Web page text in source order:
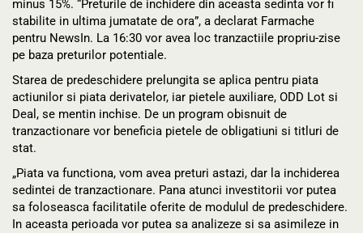
minus 15%. “Preturile de inchidere din aceasta sedinta vor fi
stabilite in ultima jumatate de ora”, a declarat Farmache
pentru NewsIn. La 16:30 vor avea loc tranzactiile propriu-zise
pe baza preturilor potentiale.
Starea de predeschidere prelungita se aplica pentru piata
actiunilor si piata derivatelor, iar pietele auxiliare, ODD Lot si
Deal, se mentin inchise. De un program obisnuit de
tranzactionare vor beneficia pietele de obligatiuni si titluri de
stat.
„Piata va functiona, vom avea preturi astazi, dar la inchiderea
sedintei de tranzactionare. Pana atunci investitorii vor putea
sa foloseasca facilitatile oferite de modulul de predeschidere.
In aceasta perioada vor putea sa analizeze si sa asimileze in